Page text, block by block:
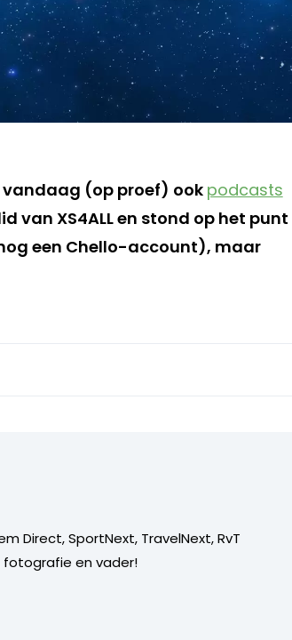
vandaag (op proef) ook podcasts
van XS4ALL en stond op het punt
een Chello-account), maar
Direct, SportNext, TravelNext, RvT
fotografie en vader!